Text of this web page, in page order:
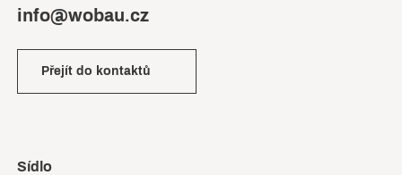
info@wobau.cz
Přejít do kontaktů
Sídlo